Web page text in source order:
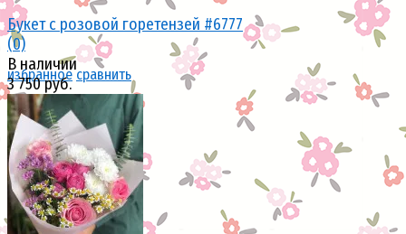
избранное сравнить
избранное сравнить
Букет с розовой горетензей #6777
(0)
В наличии
3 750 руб.